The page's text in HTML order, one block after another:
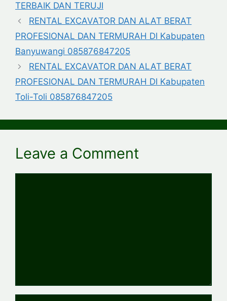
TERBAIK DAN TERUJI
RENTAL EXCAVATOR DAN ALAT BERAT
PROFESIONAL DAN TERMURAH DI Kabupaten
Banyuwangi 085876847205
RENTAL EXCAVATOR DAN ALAT BERAT
PROFESIONAL DAN TERMURAH DI Kabupaten
Toli-Toli 085876847205
Leave a Comment